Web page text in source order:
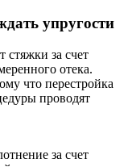
упругости
стяжки за счет
отека.
что перестройка
проводят
за счет